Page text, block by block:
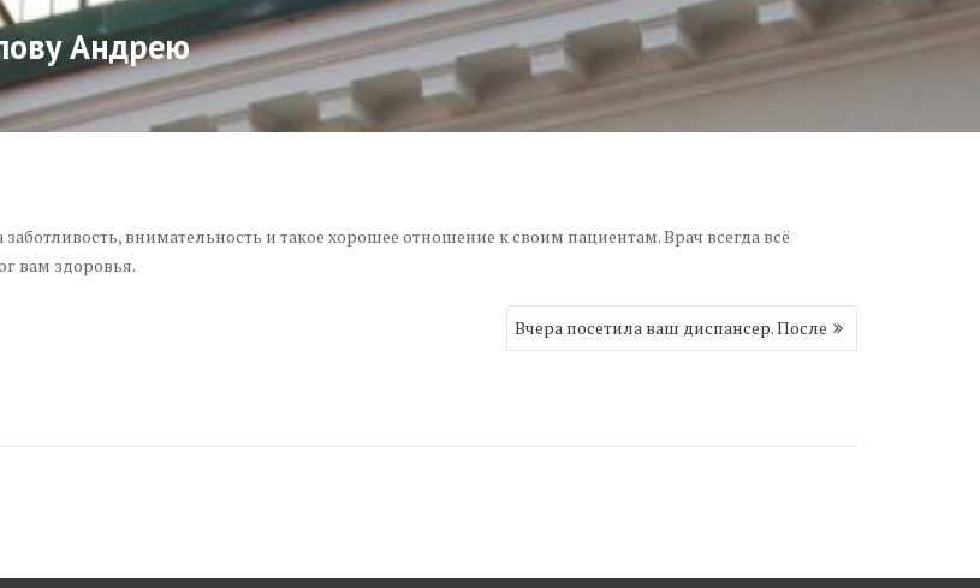
Андрею
внимательность и такое хорошее отношение к своим пациентам. Врач всегда всё
вам здоровья.
Вчера посетила ваш диспансер. После